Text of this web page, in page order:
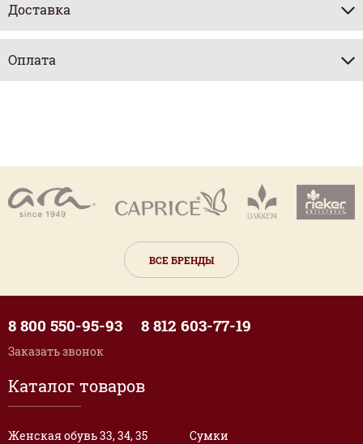
Доставка
Оплата
ВСЕ БРЕНДЫ
Каталог товаров
Женская обувь 33, 34, 35
Сумки
8 800 550-95-93 8 812 603-77-19
Заказать звонок